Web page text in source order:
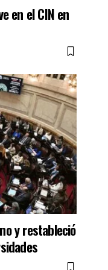
en el CIN en
y restableció